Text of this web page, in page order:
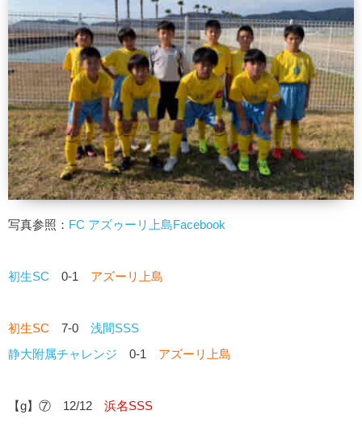
写真参照： FC アズゥーリ上島Facebook
初生SC 0-1 アズーリ上島
初生SC 7-0 浅間SSS
静大附属チャレンジ 0-1 アズーリ上島
【g】⑦ 12/12 浜名SSS